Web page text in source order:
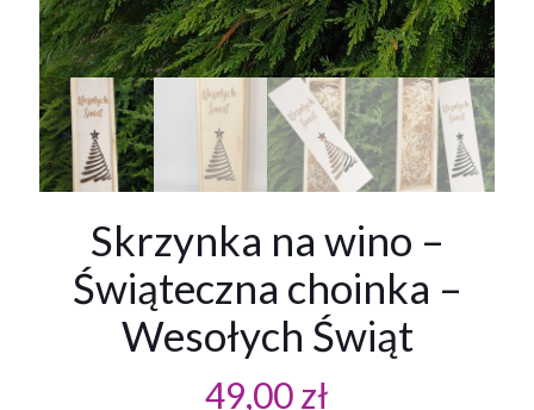
Skrzynka na wino –
Świąteczna choinka –
Wesołych Świąt
49,00zł